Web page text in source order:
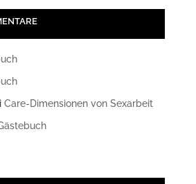
Care-Dimensionen von Sexarbeit